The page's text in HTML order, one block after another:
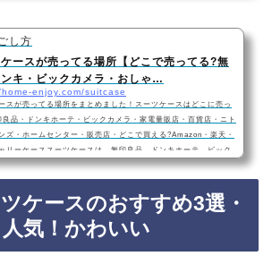
し方
ースが売ってる場所【どこで売ってる?無
キ・ビックカメラ・おしゃ…
enjoy.com/suitcase
スが売ってる場所をまとめました！スーツケースはどこに売っ
良品・ドンキホーテ・ビックカメラ・家電量販店・百貨店・ニト
ズ・ホームセンター・販売店・どこで買える?Amazon・楽天・
リーケーススーツケースは、無印良品、ドンキホーテ、ビック
の家電量販店、百貨店、ニトリ、カインズなどのホームセンタ
います！店舗によっては売ってない店もあるので、Amazonや
ーツケースがお得に買えておすすめです！スーツケースおすす
コミでも人気！スーツケース …
ケースのおすすめ3選・
気！かわいい